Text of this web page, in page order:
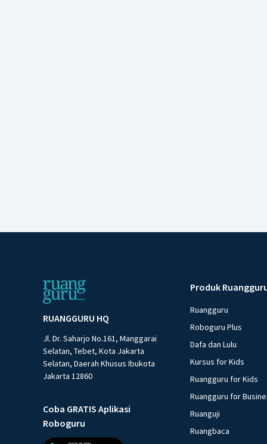
RUANGGURU HQ
Jl. Dr. Saharjo No.161, Manggarai
Selatan, Tebet, Kota Jakarta
Selatan, Daerah Khusus Ibukota
Jakarta 12860
Coba GRATIS Aplikasi
Roboguru
Produk
Ruangguru
Roboguru Plus
Dafa dan Lulu
Kursus for Kids
Ruangguru for Kids
Ruangguru for
Ruanguji
Ruangbaca